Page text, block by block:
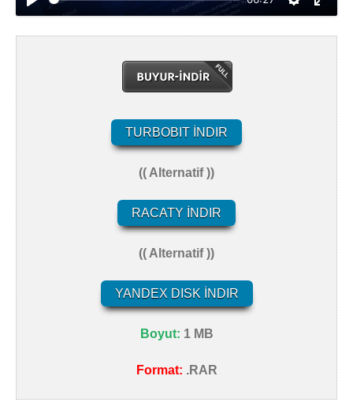
t
TURBOBIT İNDIR
(( Alternatif ))
RACATY İNDIR
(( Alternatif ))
YANDEX DISK İNDIR
Boyut: 1 MB
Format: .RAR